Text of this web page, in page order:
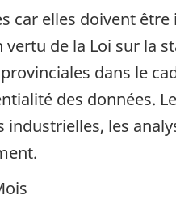
car elles doivent
de la Loi sur la
dans le
des données.
industrielles, les